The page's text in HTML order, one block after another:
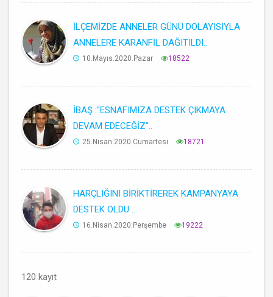
İLÇEMİZDE ANNELER GÜNÜ DOLAYISIYLA
ANNELERE KARANFİL DAĞITILDI..
10.Mayıs.2020.Pazar 18522
İBAŞ :''ESNAFIMIZA DESTEK ÇIKMAYA
DEVAM EDECEĞİZ''..
25.Nisan.2020.Cumartesi 18721
HARÇLIĞINI BİRİKTİREREK KAMPANYAYA
DESTEK OLDU ..
16.Nisan.2020.Perşembe 19222
120 kayıt